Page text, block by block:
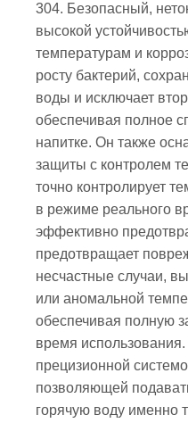
304. Безопасный,
высокой
температурам и
росту бактерий,
воды и исключает
обеспечивая полное
напитке. Он также
защиты с контролем
точно контролирует
в режиме реального
эффективно
предотвращает
несчастные случаи,
или аномальной
обеспечивая полную
время
прецизионной
позволяющей
горячую воду именно